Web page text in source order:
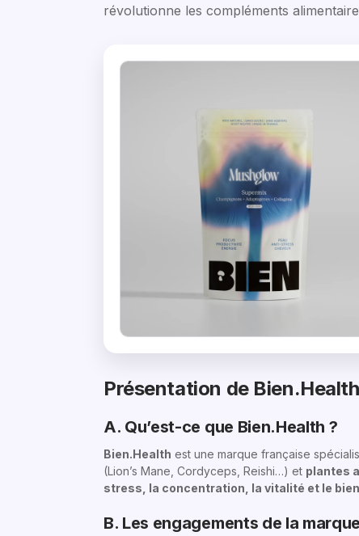
révolutionne les compléments
Présentation de Bien.Health
A. Qu’est-ce que Bien.Health ?
Bien.Health est une marque française
(Lion’s Mane, Cordyceps, Reishi…) et plantes
stress, la concentration, la vitalité et le
B. Les engagements de la marque